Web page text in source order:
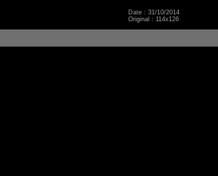
Date : 31/10/2014
Original : 114x126